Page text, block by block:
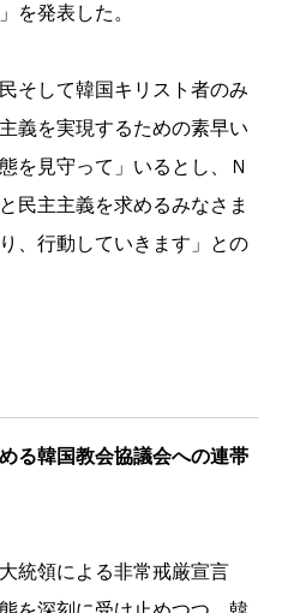
を発表した。
そして韓国キリスト者のみ
義を実現するための素早い
を見守って」いるとし、Ｎ
民主主義を求めるみなさま
、行動していきます」との
る韓国教会協議会への連帯
統領による非常戒厳宣言